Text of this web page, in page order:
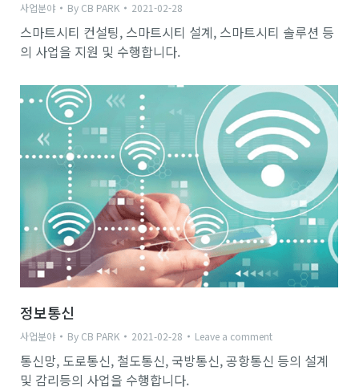
사업분야 By CB PARK 2021-02-28
스마트시티 컨설팅, 스마트시티 설계, 스마트시티 솔루션 등
의 사업을 지원 및 수행합니다.
정보통신
사업분야 By CB PARK 2021-02-28 Leave a comment
통신망, 도로통신, 철도통신, 국방통신, 공항통신 등의 설계
및 감리등의 사업을 수행합니다.